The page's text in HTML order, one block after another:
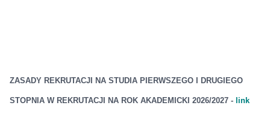
ZASADY REKRUTACJI NA STUDIA PIERWSZEGO I DRUGIEGO
STOPNIAW REKRUTACJI NA ROK AKADEMICKI 2026/2027- link